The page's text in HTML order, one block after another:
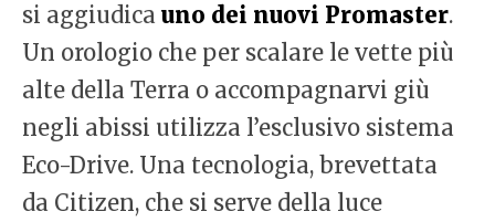
si aggiudica uno dei nuovi Promaster.
Un orologio che per scalare le vette più
alte della Terra o accompagnarvi giù
negli abissi utilizza l’esclusivo sistema
Eco-Drive. Una tecnologia, brevettata
da Citizen, che si serve della luce